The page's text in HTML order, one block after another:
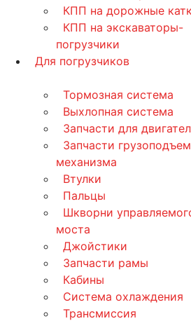
КПП на дорожные
КПП на экскаваторы-
погрузчики
Для погрузчиков
Тормозная система
Выхлопная система
Запчасти для
Запчасти
механизма
Втулки
Пальцы
Шкворни
моста
Джойстики
Запчасти рамы
Кабины
Система охлаждения
Трансмиссия